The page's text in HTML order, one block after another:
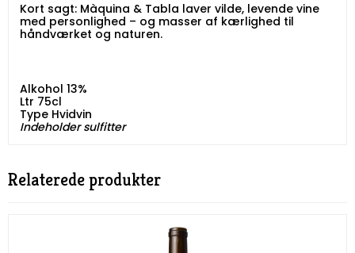
Kort sagt: Màquina & Tabla laver vilde, levende vine
med personlighed – og masser af kærlighed til
håndværket og naturen.
Alkohol 13%
Ltr 75cl
Type Hvidvin
Indeholder sulfitter
Relaterede produkter